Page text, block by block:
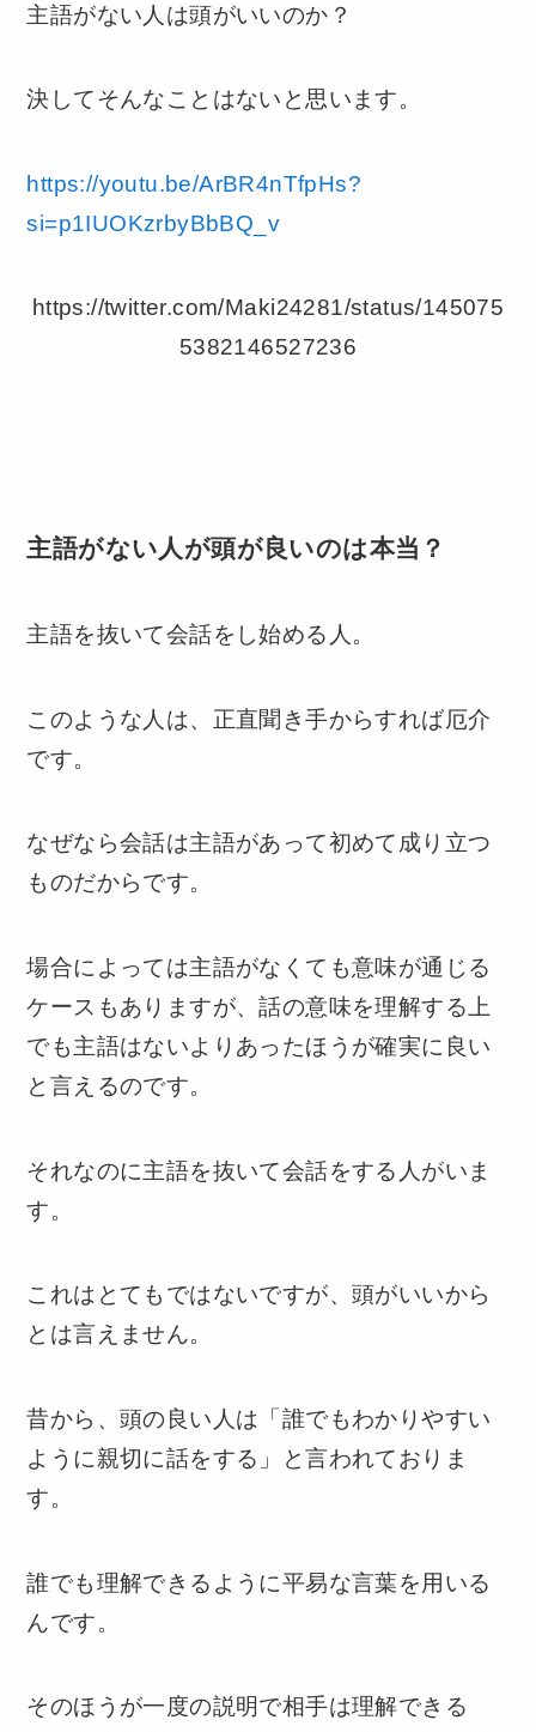
主語がない人は頭がいいのか？
決してそんなことはないと思います。
https://youtu.be/ArBR4nTfpHs?
si=p1IUOKzrbyBbBQ_v
https://twitter.com/Maki24281/status/145075
5382146527236
主語がない人が頭が良いのは本当？
主語を抜いて会話をし始める人。
このような人は、正直聞き手からすれば厄介
です。
なぜなら会話は主語があって初めて成り立つ
ものだからです。
場合によっては主語がなくても意味が通じる
ケースもありますが、話の意味を理解する上
でも主語はないよりあったほうが確実に良い
と言えるのです。
それなのに主語を抜いて会話をする人がいま
す。
これはとてもではないですが、頭がいいから
とは言えません。
昔から、頭の良い人は「誰でもわかりやすい
ように親切に話をする」と言われておりま
す。
誰でも理解できるように平易な言葉を用いる
んです。
そのほうが一度の説明で相手は理解できる